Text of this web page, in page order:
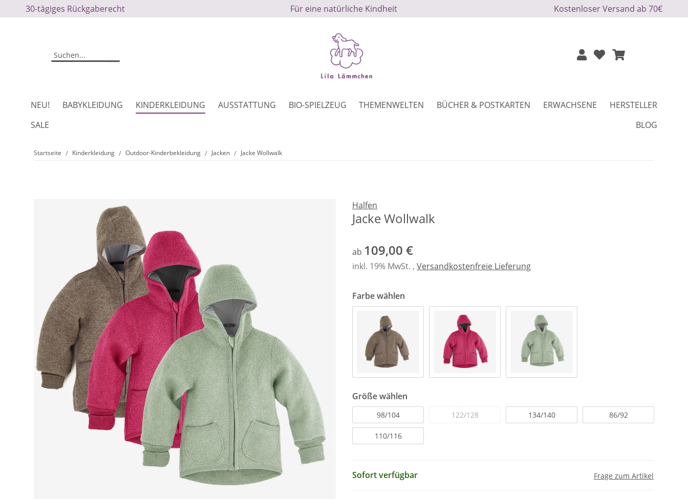
30-tägiges Rückgaberecht Für eine natürliche Kindheit Kostenloser Versand ab 70€
NEU! BABYKLEIDUNG KINDERKLEIDUNG AUSSTATTUNG BIO-SPIELZEUG THEMENWELTEN BÜCHER & POSTKARTEN ERWACHSENE
HERSTELLER
SALE
BLOG
Startseite Kinderkleidung Outdoor-Kinderbekleidung Jacken Jacke Wollwalk
Halfen
Jacke Wollwalk
ab 109,00 €
inkl. 19% MwSt. , Versandkostenfreie Lieferung
Farbe wählen
Größe wählen
98/104 122/128 134/140 86/92
110/116
Sofort verfügbar Frage zum Artikel